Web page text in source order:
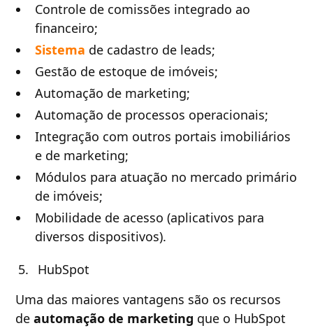
Controle de comissões integrado ao
financeiro;
Sistema de cadastro de leads;
Gestão de estoque de imóveis;
Automação de marketing;
Automação de processos operacionais;
Integração com outros portais imobiliários
e de marketing;
Módulos para atuação no mercado primário
de imóveis;
Mobilidade de acesso (aplicativos para
diversos dispositivos).
HubSpot
Uma das maiores vantagens são os recursos
deautomação de marketing que o HubSpot